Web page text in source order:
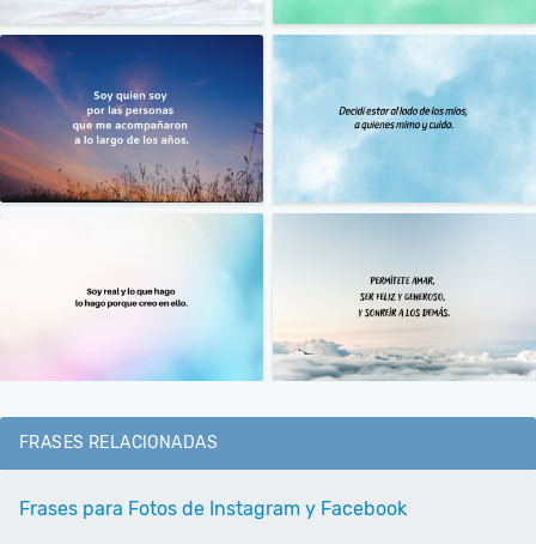
FRASES RELACIONADAS
Frases para Fotos de Instagram y Facebook